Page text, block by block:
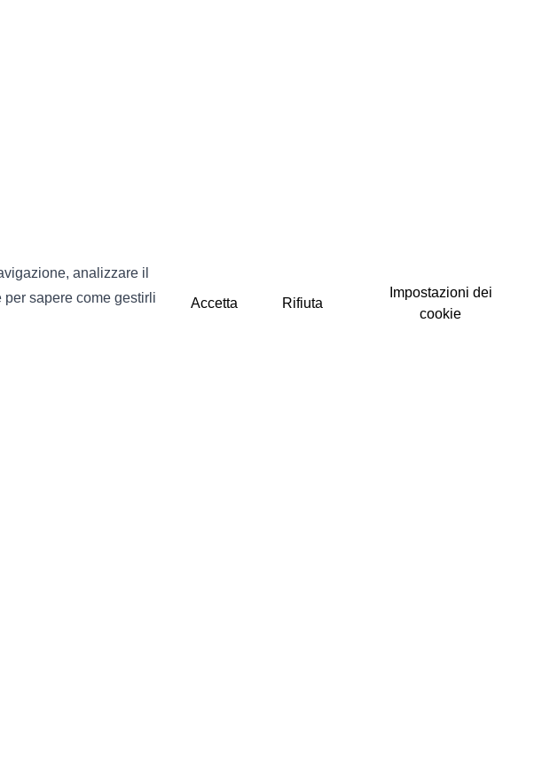
analizzare il
sapere come gestirli
Accetta Rifiuta
Impostazioni dei
cookie